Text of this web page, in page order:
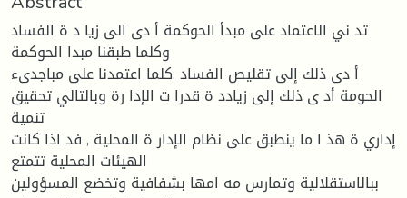
تد ني الاعتماد على مبدأ الحوكمة أ دى الى زيا د ة الفساد
وكلما طبقنا مبدا الحوكمة
أ دى ذلك إلى تقليص الفساد .كلما اعتمدنا على مباجدىء
الحومة أد ى ذلك إلى زيادد ة قدرا ت الإدا رة وبالتالي تحقيق
تنمية
إداري ة هذ ا ما ينطبق على نظام الإدار ة المحلية , فد اذا كانت
الهيئات المحلية تتمتع
ببالاستقلالية وتمارس مه امها بشفافية وتخضع المسؤولين